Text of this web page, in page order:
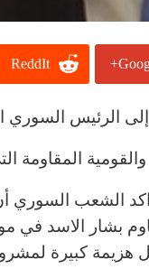
ReddIt
السوري
المقاومة
الشعب السوري
بشار الاسد في
هزيمة كبيرة